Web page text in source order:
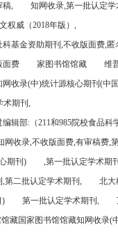
稿,
知网收录,第一批认定
权威（2018年版）,
基金资助期刊,不收版面费,匿
面费
家图书馆馆藏 维
网收录(中)统计源核心期刊(中
术期刊,
辑部:（211和985院校食品
网收录,不收版面费,有审稿费,
期刊)
,第一批认定学术期
第二批认定学术期刊,
北大
) 第一批认定学术期刊,
藏国家图书馆馆藏知网收录(